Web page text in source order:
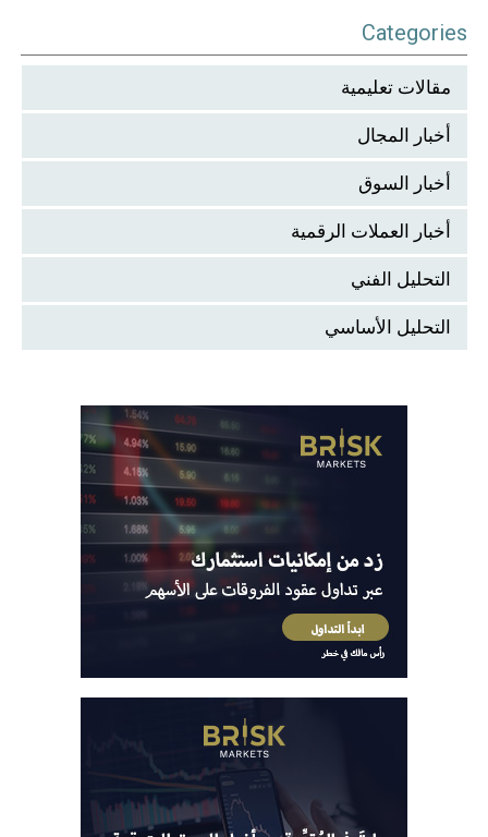
Categories
مقالات تعليمية
أخبار المجال
أخبار السوق
أخبار العملات الرقمية
التحليل الفني
التحليل الأساسي